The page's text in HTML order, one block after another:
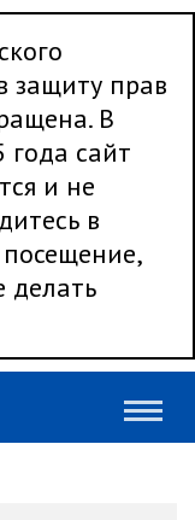
защиту прав
В
года сайт
и не
в
делать